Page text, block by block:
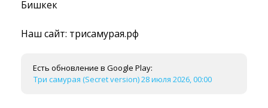
Бишкек
Наш сайт: трисамурая.рф
Есть обновление в Google Play:
Три самурая (Secret version) 28 июля 2026, 00:00